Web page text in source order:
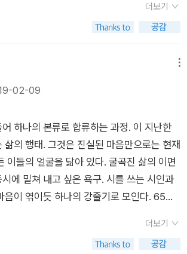
도 여전히 좋은 황동규, 마종기, 조정권, 김명
형도, 장석남, 유하, 함성호, 문태준. 더 읽
그냥 그렇게 시를 읽는 족속이 아직도 이 세
다. 그렇지 않은 사람 눈에는 에일리언처럼
들이.
더보기
02-09
하나의 본류로 합류하는 과정. 이 지난한
삶의 행태. 그것은 진실된 마음만으로는 현재
이들의 얼굴을 닮아 있다. 굴곡진 삶의 이면
에 밀쳐 내고 싶은 욕구. 시를 쓰는 시인과
이 엮이듯 하나의 강줄기로 모인다. 65명
을 고른다. 그리고 과거부터 수십 년간 지어
라본다. 성벽 너머의 낯선 시선. 사이사이
더보기